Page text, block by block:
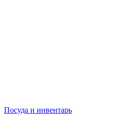
Посуда и инвентарь